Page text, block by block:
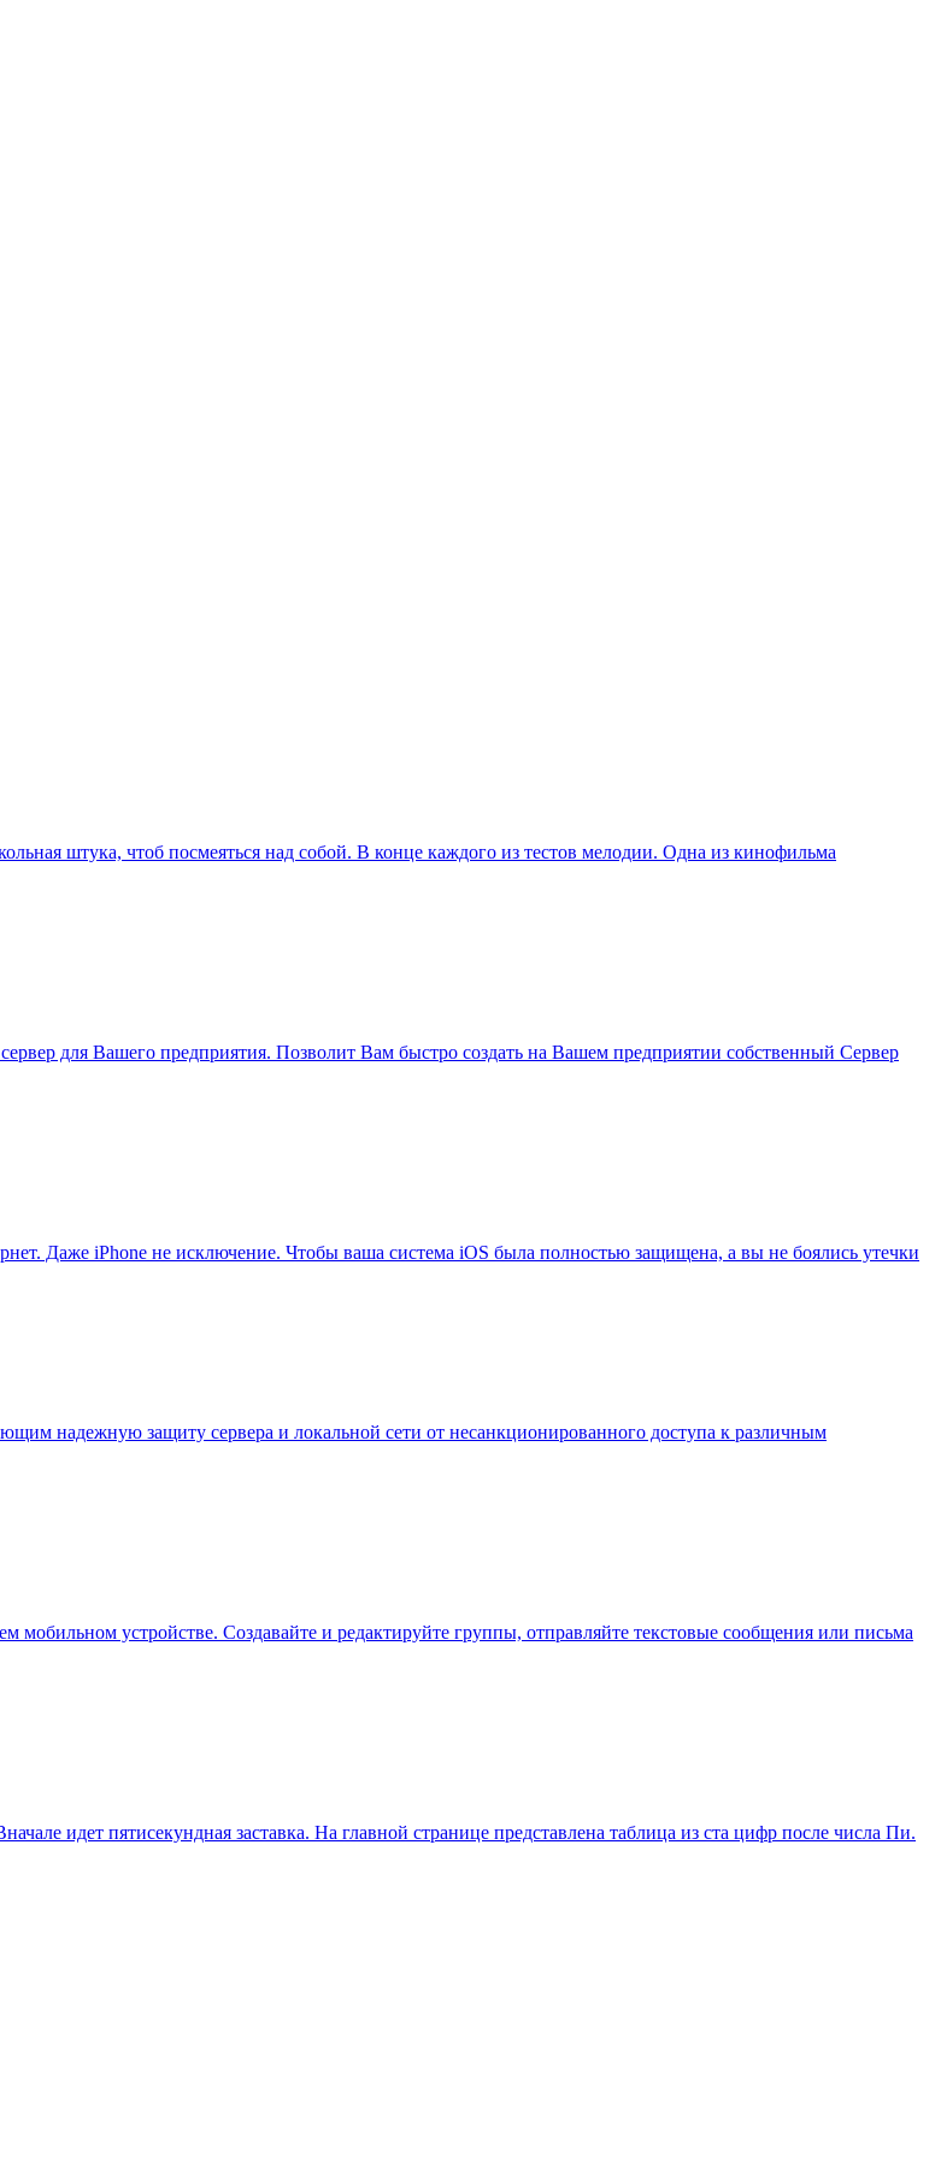
штука, чтоб посмеяться над собой. В конце каждого из тестов мелодии. Одна из кинофильма
для Вашего предприятия. Позволит Вам быстро создать на Вашем предприятии собственный Сервер
Даже iPhone не исключение. Чтобы ваша система iOS была полностью защищена, а вы не боялись утечки
надежную защиту сервера и локальной сети от несанкционированного доступа к различным
устройстве. Создавайте и редактируйте группы, отправляйте текстовые сообщения или письма
идет пятисекундная заставка. На главной странице представлена таблица из ста цифр после числа Пи.